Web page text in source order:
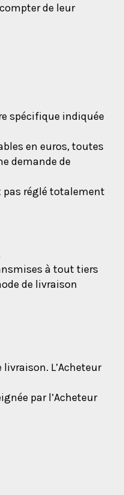
de leur
spécifique indiquée
en euros, toutes
demande de
pas réglé totalement
à tout tiers
de livraison
L’Acheteur
par l’Acheteur